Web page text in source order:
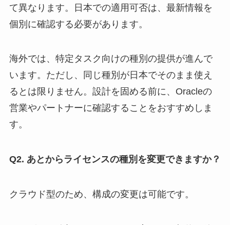
て異なります。日本での適用可否は、最新情報を
個別に確認する必要があります。
海外では、特定タスク向けの種別の提供が進んで
います。ただし、同じ種別が日本でそのまま使え
るとは限りません。設計を固める前に、Oracleの
営業やパートナーに確認することをおすすめしま
す。
Q2. あとからライセンスの種別を変更できますか？
クラウド型のため、構成の変更は可能です。